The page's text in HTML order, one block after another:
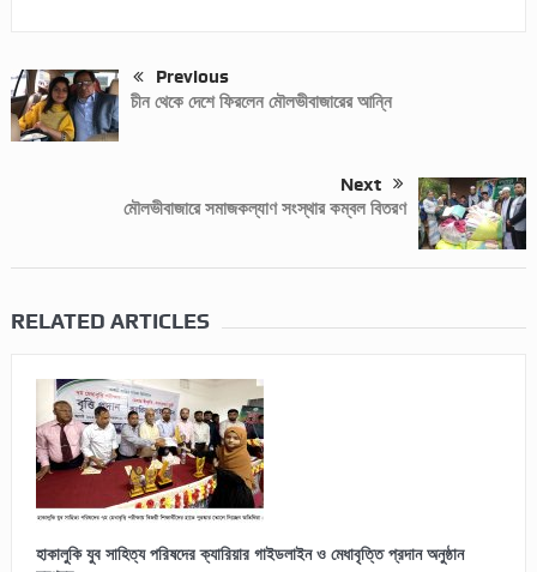
Previous
চীন থেকে দেশে ফিরলেন মৌলভীবাজারের আন্নি
Next
মৌলভীবাজারে সমাজকল্যাণ সংস্থার কম্বল বিতরণ
RELATED ARTICLES
হাকালুকি যুব সাহিত্য পরিষদের ক্যারিয়ার গাইডলাইন ও মেধাবৃত্তি প্রদান অনুষ্ঠান